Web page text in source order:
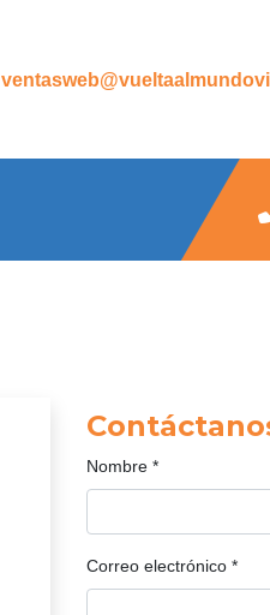
Nombre *
Correo electrónico *